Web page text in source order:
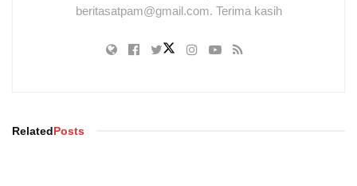
beritasatpam@gmail.com. Terima kasih
RelatedPosts